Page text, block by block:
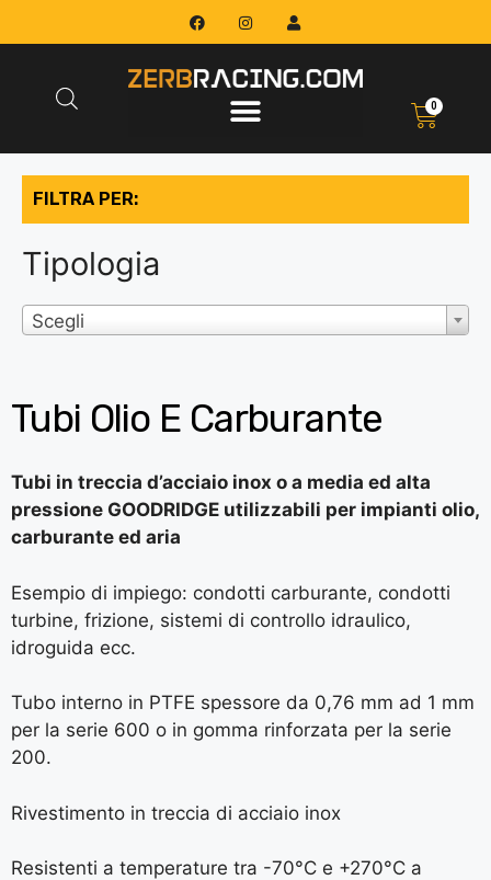
0
FILTRA PER:
Tipologia
Scegli
Tubi Olio E Carburante
Tubi in treccia d’acciaio inox o a media ed alta
pressione GOODRIDGE utilizzabili per impianti olio,
carburante ed aria
Esempio di impiego: condotti carburante, condotti
turbine, frizione, sistemi di controllo idraulico,
idroguida ecc.
Tubo interno in PTFE spessore da 0,76 mm ad 1 mm
per la serie 600 o in gomma rinforzata per la serie
200.
Rivestimento in treccia di acciaio inox
Resistenti a temperature tra -70°C e +270°C a